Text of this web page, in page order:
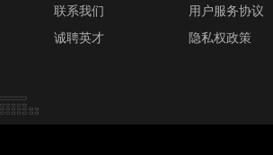
联系我们
诚聘英才
用户服务协议
隐私权政策